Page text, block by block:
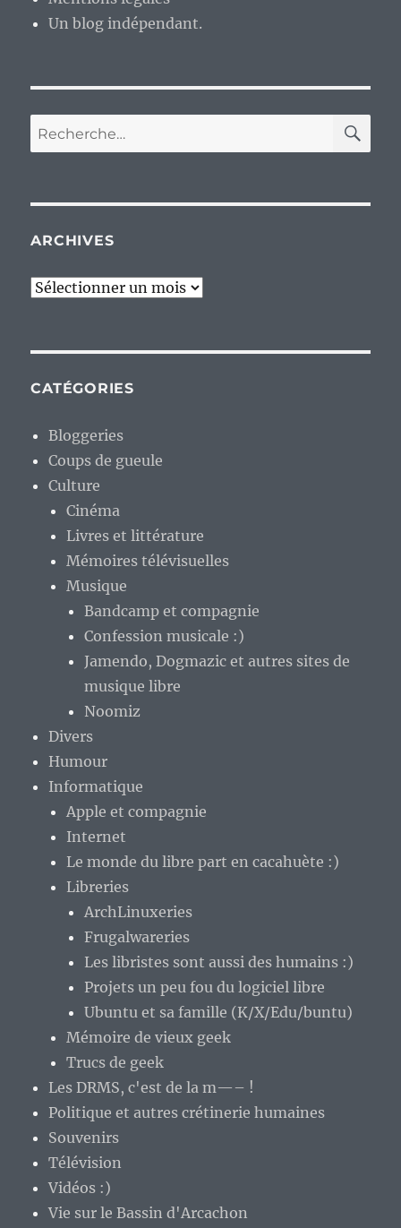
Un blog indépendant.
Recherche
pour :
ARCHIVES
Archives
CATÉGORIES
Bloggeries
Coups de gueule
Culture
Cinéma
Livres et littérature
Mémoires télévisuelles
Musique
Bandcamp et compagnie
Confession musicale :)
Jamendo, Dogmazic et autres sites de
musique libre
Noomiz
Divers
Humour
Informatique
Apple et compagnie
Internet
Le monde du libre part en cacahuète :)
Libreries
ArchLinuxeries
Frugalwareries
Les libristes sont aussi des humains :)
Projets un peu fou du logiciel libre
Ubuntu et sa famille (K/X/Edu/buntu)
Mémoire de vieux geek
Trucs de geek
Les DRMS, c'est de la m—– !
Politique et autres crétinerie humaines
Souvenirs
Télévision
Vidéos :)
Vie sur le Bassin d'Arcachon